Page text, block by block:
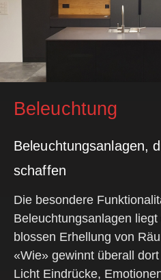
Beleuchtung
Beleuchtungsanlagen,
schaffen
Die besondere
Beleuchtungsanlagen
blossen Erhellung von
«Wie» gewinnt überall
Licht Eindrücke,